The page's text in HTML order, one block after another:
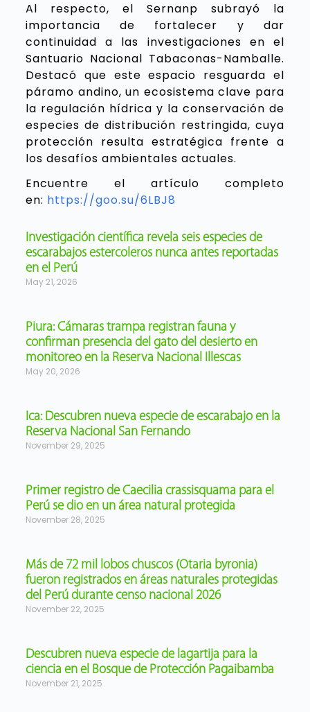
Al respecto, el Sernanp subrayó la
importancia de fortalecer y dar
continuidad a las investigaciones en el
Santuario Nacional Tabaconas-Namballe.
Destacó que este espacio resguarda el
páramo andino, un ecosistema clave para
la regulación hídrica y la conservación de
especies de distribución restringida, cuya
protección resulta estratégica frente a
los desafíos ambientales actuales.
Encuentre el artículo completo
en: https://goo.su/6LBJ8
Investigación científica revela seis especies de
escarabajos estercoleros nunca antes reportadas
en el Perú
May 21, 2026
Piura: Cámaras trampa registran fauna y
confirman presencia del gato del desierto en
monitoreo en la Reserva Nacional Illescas
May 20, 2026
Ica: Descubren nueva especie de escarabajo en la
Reserva Nacional San Fernando
November 29, 2025
Primer registro de Caecilia crassisquama para el
Perú se dio en un área natural protegida
November 28, 2025
Más de 72 mil lobos chuscos (Otaria byronia)
fueron registrados en áreas naturales protegidas
del Perú durante censo nacional 2026
November 22, 2025
Descubren nueva especie de lagartija para la
ciencia en el Bosque de Protección Pagaibamba
November 21, 2025